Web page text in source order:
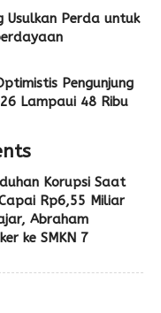
Usulkan Perda untuk
Pengunjung
Lampaui 48 Ribu
Korupsi Saat
Rp6,55 Miliar
Abraham
ke SMKN 7